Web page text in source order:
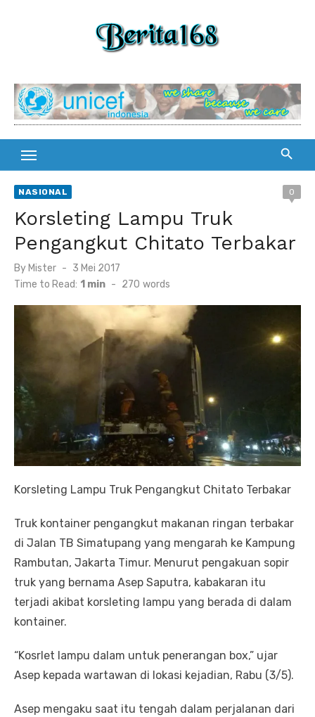
NASIONAL 0
Korsleting Lampu Truk
Pengangkut Chitato Terbakar
By Mister
Posted
on
3 Mei 2017
Time to Read: 1 min - 270 words
Korsleting Lampu Truk Pengangkut Chitato Terbakar
Truk kontainer pengangkut makanan ringan terbakar
di Jalan TB Simatupang yang mengarah ke Kampung
Rambutan, Jakarta Timur. Menurut pengakuan sopir
truk yang bernama Asep Saputra, kabakaran itu
terjadi akibat korsleting lampu yang berada di dalam
kontainer.
“Kosrlet lampu dalam untuk penerangan box,” ujar
Asep kepada wartawan di lokasi kejadian, Rabu (3/5).
Asep mengaku saat itu tengah dalam perjalanan dari